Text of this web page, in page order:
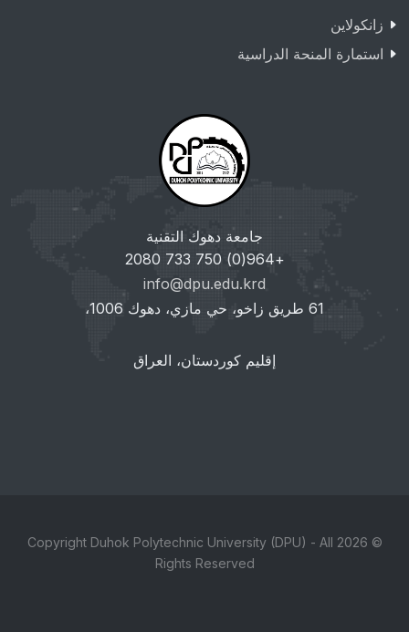
زانکولاین
استمارة المنحة الدراسية
جامعة دهوك التقنية
+964(0) 750 733 2080
info@dpu.edu.krd
61 طريق زاخو، حي مازي، دهوك 1006،
إقليم كوردستان، العراق
© 2026 Copyright Duhok Polytechnic University (DPU) - All
Rights Reserved